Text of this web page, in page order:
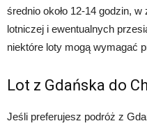
średnio około 12-14 godzin,
lotniczej i ewentualnych
niektóre loty mogą wymagać
Lot z Gdańska do
Jeśli preferujesz podróż z